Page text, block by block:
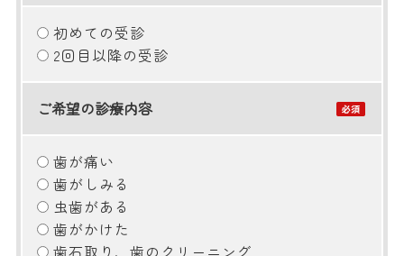
初めての受診
2回目以降の受診
ご希望の診療内容
歯が痛い
歯がしみる
虫歯がある
歯がかけた
歯石取り、歯のクリーニング